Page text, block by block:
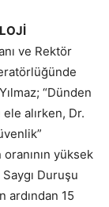
ve Rektör
“Dünden
alırken, Dr.
yüksek
Duruşu
ardından 15